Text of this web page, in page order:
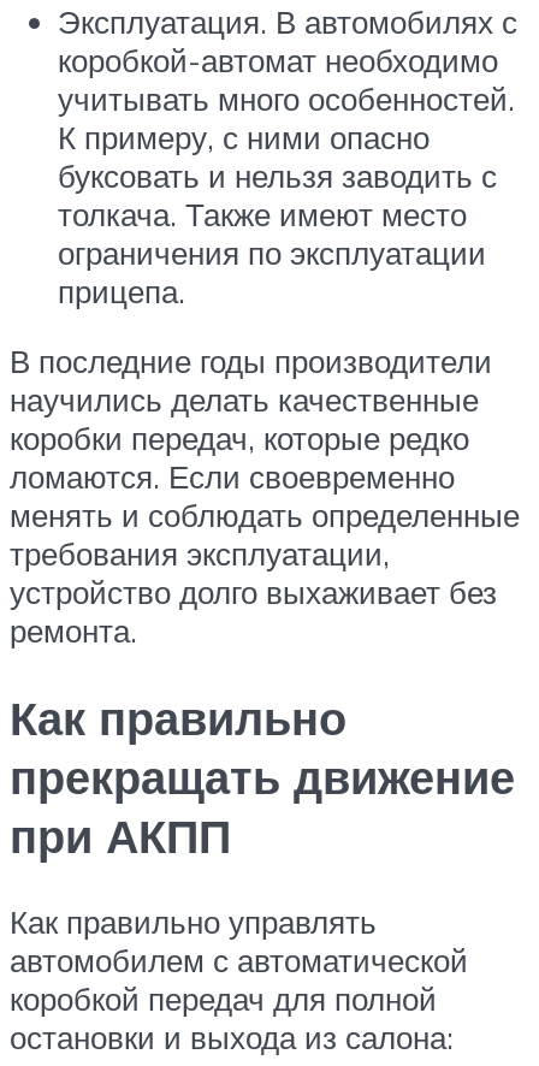
Эксплуатация. В автомобилях с
коробкой-автомат необходимо
учитывать много особенностей.
К примеру, с ними опасно
буксовать и нельзя заводить с
толкача. Также имеют место
ограничения по эксплуатации
прицепа.
В последние годы производители
научились делать качественные
коробки передач, которые редко
ломаются. Если своевременно
менять и соблюдать определенные
требования эксплуатации,
устройство долго выхаживает без
ремонта.
Как правильно
прекращать движение
при АКПП
Как правильно управлять
автомобилем с автоматической
коробкой передач для полной
остановки и выхода из салона: